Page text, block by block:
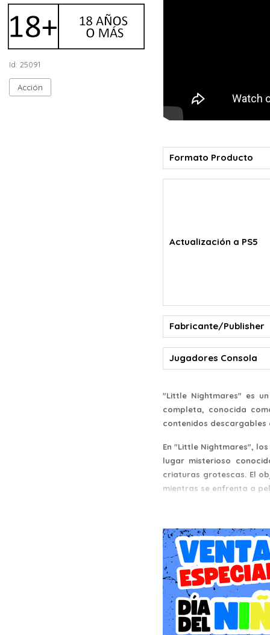
Id: 25091
Acción
Formato Producto
Actualización a PS5
Fabricante/Publisher
Jugadores Consola
"Little Nightmares" es
completa, conocida
contenidos descargables
En "Little Nightmares",
lugar misterioso
criaturas grotescas. El
mientras se enfrenta a
a los enemigos y
la sensación de
La edición completa
descargable: "Secrets
expansiones añaden
revelando más detalles